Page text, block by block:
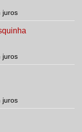
juros
juros
juros